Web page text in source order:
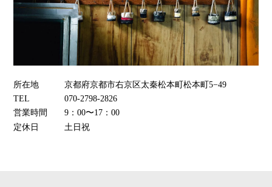
所在地
京都府京都市右京区太秦松本町松本町5−49
TEL
070-2798-2826
営業時間
9：00〜17：00
定休日
土日祝